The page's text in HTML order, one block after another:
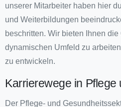
unserer Mitarbeiter haben hier
und Weiterbildungen
beschritten. Wir bieten Ihnen
dynamischen Umfeld zu
zu entwickeln.
Karrierewege in Pflege
Der Pflege- und